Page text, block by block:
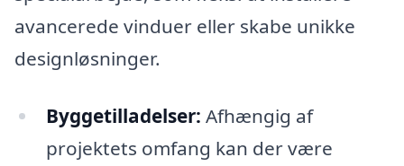
avancerede vinduer eller skabe unikke
designløsninger.
Byggetilladelser: Afhængig af
projektets omfang kan der være